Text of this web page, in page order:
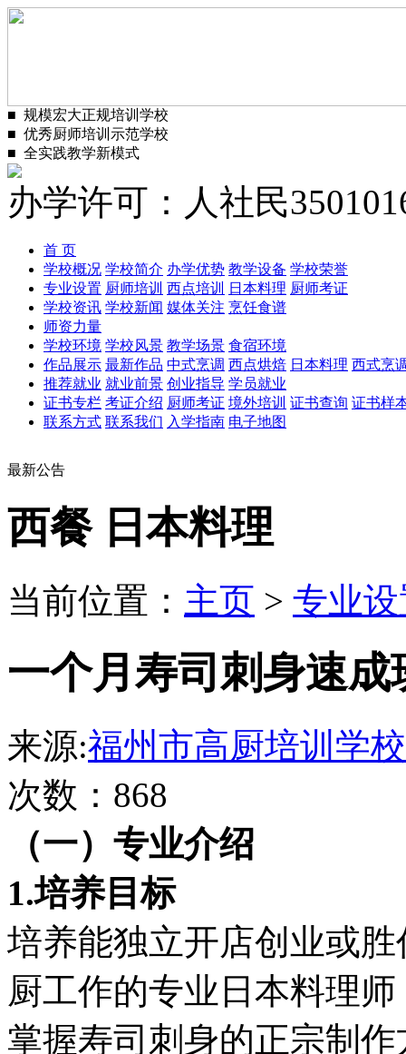
■ 规模宏大正规培训学校
■ 优秀厨师培训示范学校
■ 全实践教学新模式
办学许可：人社民
首 页
学校概况 学校简介 办学优势 教学设备 学校荣誉
专业设置 厨师培训 西点培训 日本料理 厨师考证
学校资讯 学校新闻 媒体关注 烹饪食谱
师资力量
学校环境 学校风景 教学场景 食宿环境
作品展示 最新作品 中式烹调 西点烘焙 日本料理 西式烹
推荐就业 就业前景 创业指导 学员就业
证书专栏 考证介绍 厨师考证 境外培训 证书查询 证书样
联系方式 联系我们 入学指南 电子地图
最新公告
西餐 日本料理
当前位置： 主页 > 专业
一个月寿司刺身速成
来源:福州市高厨培训学校
次数：868
（一）专业介绍
1.培养目标
培养能独立开店创业或
厨工作的专业日本料理
掌握寿司刺身的正宗制作